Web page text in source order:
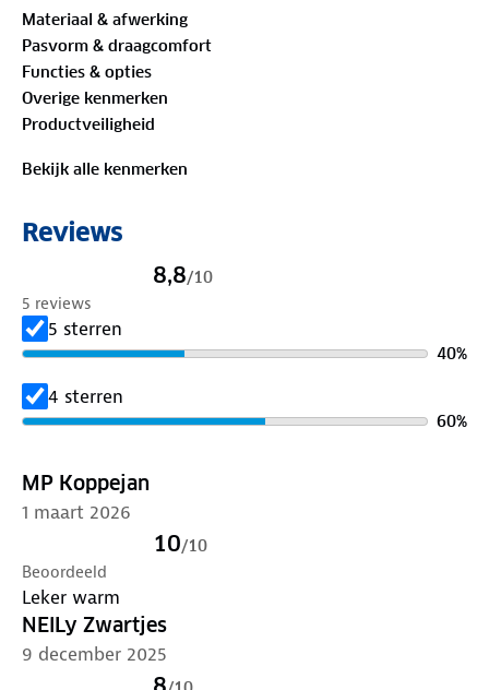
Materiaal & afwerking
Pasvorm & draagcomfort
Functies & opties
Overige kenmerken
Productveiligheid
Bekijk alle kenmerken
Reviews
8,8/10
5 reviews
5 sterren
40%
4 sterren
60%
MP Koppejan
1 maart 2026
10/10
Beoordeeld
Leker warm
NElLy Zwartjes
9 december 2025